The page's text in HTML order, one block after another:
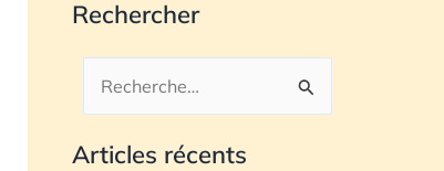
Rechercher
Rechercher :
Articles récents